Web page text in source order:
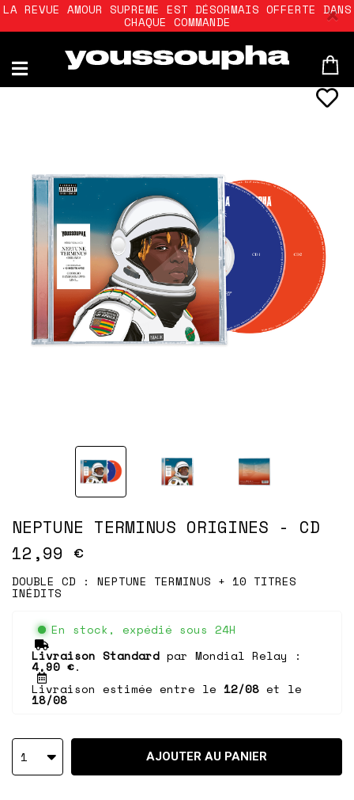
LA REVUE AMOUR SUPREME EST DÉSORMAIS OFFERTE DANS
CHAQUE COMMANDE
NEPTUNE TERMINUS ORIGINES - CD
12,99 €
DOUBLE CD : NEPTUNE TERMINUS + 10 TITRES
INÉDITS
En stock, expédié sous 24H
Livraison Standard par Mondial Relay :
4,90 €.
Livraison estimée entre le 12/08 et le
18/08
1 AJOUTER AU PANIER